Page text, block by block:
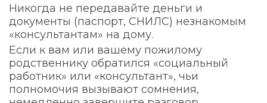
Никогда не передавайте деньги и
документы (паспорт, СНИЛС) незнакомым
«консультантам» на дому.
Если к вам или вашему пожилому
родственнику обратился «социальный
работник» или «консультант», чьи
полномочия вызывают сомнения,